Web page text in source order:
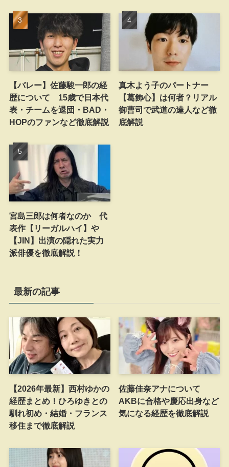
【バレー】佐藤駿一郎の経
歴について 15歳で日本代
表・チームを退団・BAD・
HOPのファンなど徹底解説
真木よう子のパートナー
【葛飾心】は何者？リアル
御曹司で武道の達人など徹
底解説
宮島三郎は何者なのか 代
表作【リーガルハイ】や
【JIN】出演の隠れた実力
派俳優を徹底解説！
最新の記事
【2026年最新】西村ゆかの
経歴まとめ！ひろゆきとの
馴れ初め・結婚・フランス
移住まで徹底解説
佐藤佳奈アナについて
AKBに合格や慶応出身など
気になる経歴を徹底解説